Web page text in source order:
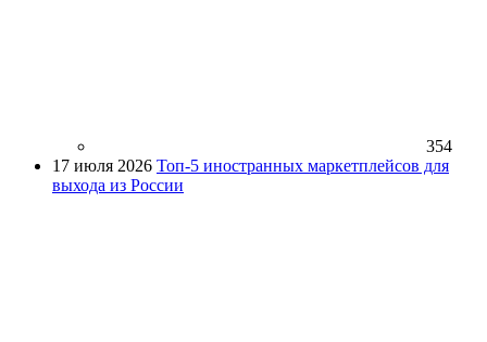
354
17 июля 2026 Топ-5 иностранных маркетплейсов для
выхода из России